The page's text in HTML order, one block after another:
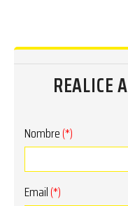
REALICE
Nombre(*)
Email(*)